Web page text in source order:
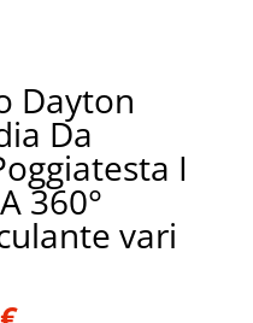
Dayton
Da
I
360°
vari